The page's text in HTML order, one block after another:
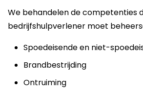
We behandelen de competenties
bedrijfshulpverlener moet
Spoedeisende en niet-
Brandbestrijding
Ontruiming